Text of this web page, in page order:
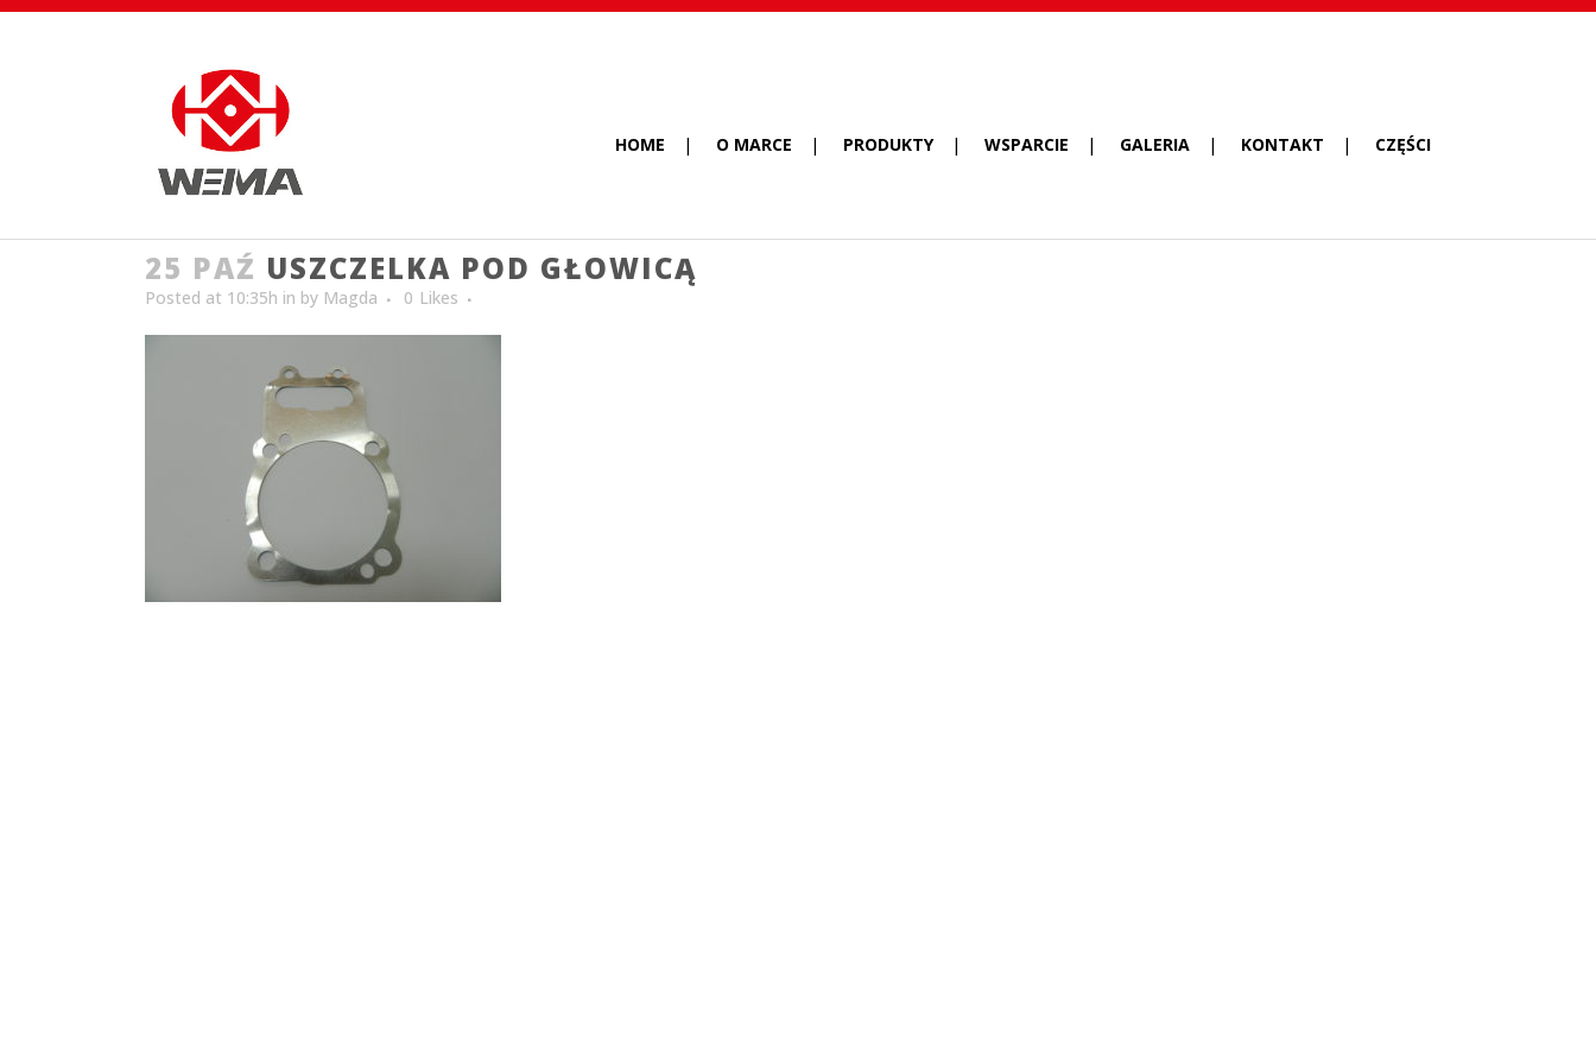
HOME O MARCE PRODUKTY WSPARCIE GALERIA KONTAKT CZĘŚCI
25 PAŹ USZCZELKA POD GŁOWICĄ
Posted at 10:35h in by Magda 0 Likes